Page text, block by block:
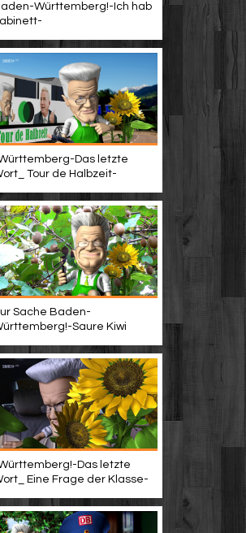
Württemberg!-Ich hab
Das letzte
Tour de Halbzeit-
Sache Baden-
Saure Kiwi
Das letzte
Eine Frage der Klasse-